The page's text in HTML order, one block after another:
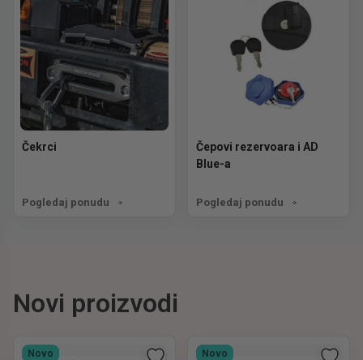
Čekrci
Pogledaj ponudu
Čepovi rezervoara i AD
Blue-a
Pogledaj ponudu
Novi proizvodi
Novo Novo